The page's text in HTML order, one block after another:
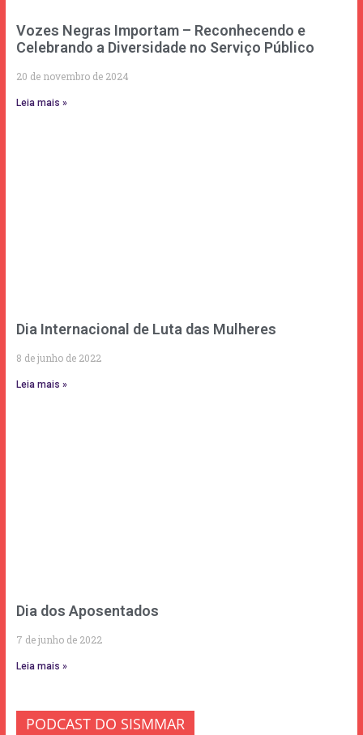
Vozes Negras Importam – Reconhecendo e
Celebrando a Diversidade no Serviço Público
20 de novembro de 2024
Leia mais »
Dia Internacional de Luta das Mulheres
8 de junho de 2022
Leia mais »
Dia dos Aposentados
7 de junho de 2022
Leia mais »
PODCAST DO SISMMAR